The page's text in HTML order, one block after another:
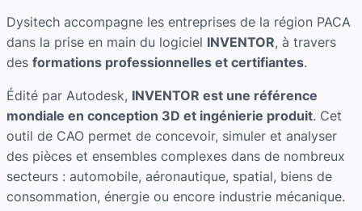
Dysitech accompagne les entreprises de la région PACA
dans la prise en main du logiciel INVENTOR, à travers
des formations professionnelles et certifiantes.
Édité par Autodesk, INVENTOR est une référence
mondiale en conception 3D et ingénierie produit. Cet
outil de CAO permet de concevoir, simuler et analyser
des pièces et ensembles complexes dans de nombreux
secteurs : automobile, aéronautique, spatial, biens de
consommation, énergie ou encore industrie mécanique.